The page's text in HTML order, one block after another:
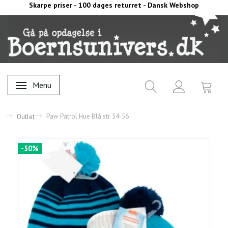
Skarpe priser - 100 dages returret - Dansk Webshop
Skifte navigation
Menu
Outlet Paw Patrol Hue Blå str. 54-56
-50%